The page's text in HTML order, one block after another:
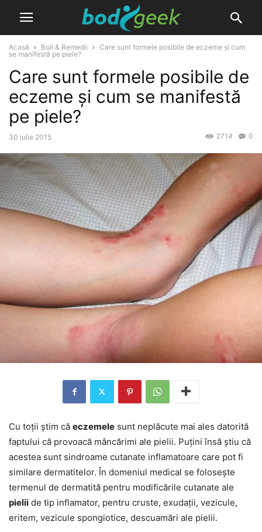
Acasă Boli & Remedii
Care sunt formele posibile de eczeme și cum
se manifestă pe piele?
Care sunt formele posibile de
eczeme și cum se manifestă
pe piele?
30 iulie 2015 0
2714
Cu toții știm că eczemele sunt neplăcute mai ales datorită
faptului că provoacă mâncărimi ale pielii. Puțini însă știu că
acestea sunt sindroame cutanate inflamatoare care pot fi
similare dermatitelor. În domeniul medical se folosește
termenul de dermatită pentru modificările cutanate ale
pielii de tip inflamator, pentru cruste, exudații, vezicule,
eritem, vezicule spongiotice, descuamări ale pielii.